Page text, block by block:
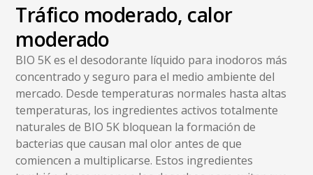
Tráfico moderado, calor
moderado
BIO 5K es el desodorante líquido para inodoros más
concentrado y seguro para el medio ambiente del
mercado. Desde temperaturas normales hasta altas
temperaturas, los ingredientes activos totalmente
naturales de BIO 5K bloquean la formación de
bacterias que causan mal olor antes de que
comiencen a multiplicarse. Estos ingredientes